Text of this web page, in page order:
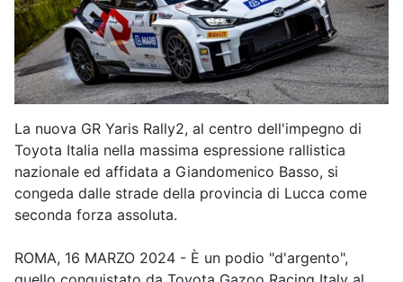
La nuova GR Yaris Rally2, al centro dell'impegno di
Toyota Italia nella massima espressione rallistica
nazionale ed affidata a Giandomenico Basso, si
congeda dalle strade della provincia di Lucca come
seconda forza assoluta.
ROMA, 16 MARZO 2024 - È un podio "d'argento",